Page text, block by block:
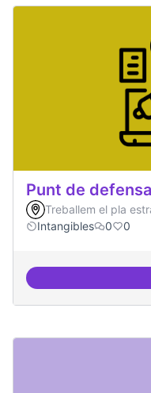
Punt de
Treballem el pla
Intangibles
0 0